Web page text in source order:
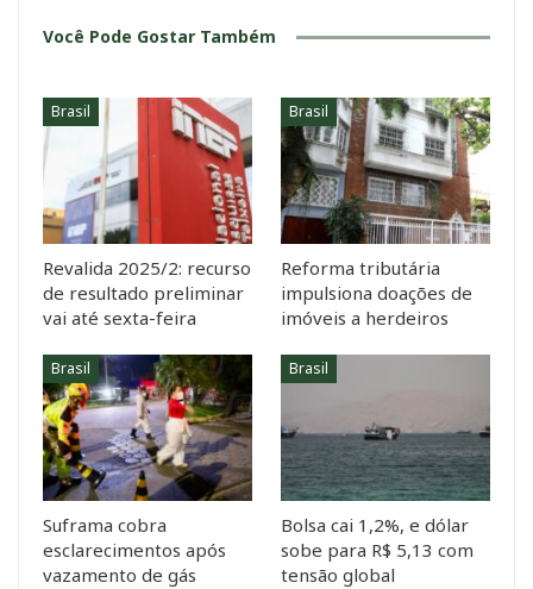
Você Pode Gostar Também
Brasil
Revalida 2025/2: recurso
de resultado preliminar
vai até sexta-feira
Brasil
Reforma tributária
impulsiona doações de
imóveis a herdeiros
Brasil
Suframa cobra
esclarecimentos após
vazamento de gás
Brasil
Bolsa cai 1,2%, e dólar
sobe para R$ 5,13 com
tensão global